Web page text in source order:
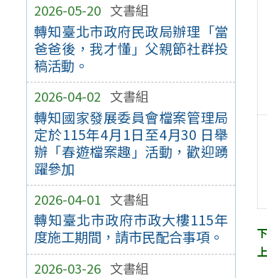
2026-05-20 文書組
轉知臺北市政府民政局辦理「當
爸爸後，我才懂」父親節社群投
稿活動。
2026-04-02 文書組
轉知國家發展委員會檔案管理局
定於115年4月1日至4月30 日舉
辦「春遊檔案趣」活動，歡迎踴
躍參加
2026-04-01 文書組
轉知臺北市政府市政大樓115年
度施工期間，請市民配合事項。
2026-03-26 文書組